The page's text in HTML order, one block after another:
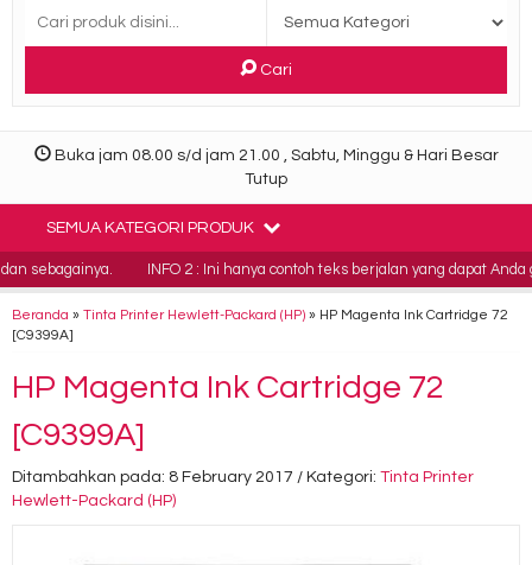
Cari
Buka jam 08.00 s/d jam 21.00 , Sabtu, Minggu & Hari Besar
Tutup
SEMUA KATEGORI PRODUK
sebagainya. INFO 2 : Ini hanya contoh teks berjalan yang dapat Anda
Beranda » Tinta Printer Hewlett-Packard (HP) » HP Magenta Ink Cartridge 72
[C9399A]
HP Magenta Ink Cartridge 72
[C9399A]
Ditambahkan pada: 8 February 2017 / Kategori: Tinta Printer
Hewlett-Packard (HP)